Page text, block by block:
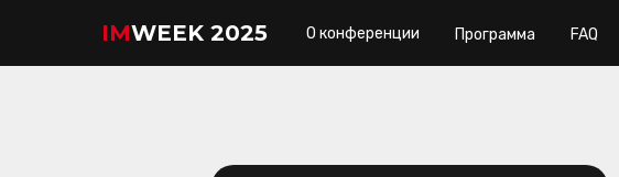
FAQ
О конференции
IMWEEK 2025 Программа